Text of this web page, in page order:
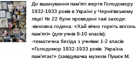
До вшанування пам’яті жертв Голодомору
1932-1933 років в Україні у Чернігівському
ліцеї № 22 були проведені такі заходи:
-виховна година: «Хай вічно горить вогонь
пам’яті» (для учнів 9-10 класів);
-тематична бесіда з учнями 1-2 класів
«Голодомор 1932-1933 років. Україна
пам’ятає!» (завідувачка музеєм Пушок М.